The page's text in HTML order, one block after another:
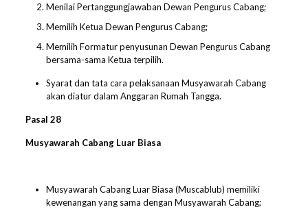
Menilai Pertanggungjawaban Dewan Pengurus Cabang;
Memilih Ketua Dewan Pengurus Cabang;
Memilih Formatur penyusunan Dewan Pengurus Cabang
bersama-sama Ketua terpilih.
Syarat dan tata cara pelaksanaan Musyawarah Cabang
akan diatur dalam Anggaran Rumah Tangga.
Pasal 28
Musyawarah Cabang Luar Biasa
Musyawarah Cabang Luar Biasa (Muscablub) memiliki
kewenangan yang sama dengan Musyawarah Cabang;